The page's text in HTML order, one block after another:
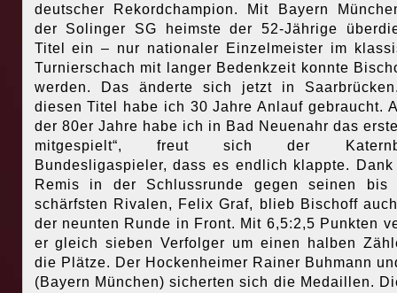
deutscher Rekordchampion. Mit Bayern
der Solinger SG heimste der 52-Jährige
Titel ein – nur nationaler Einzelmeister im
Turnierschach mit langer Bedenkzeit konnte
werden. Das änderte sich jetzt in
diesen Titel habe ich 30 Jahre Anlauf gebraucht.
der 80er Jahre habe ich in Bad Neuenahr das
mitgespielt“, freut sich der
Bundesligaspieler, dass es endlich klappte.
Remis in der Schlussrunde gegen seinen bis
schärfsten Rivalen, Felix Graf, blieb Bischoff
der neunten Runde in Front. Mit 6,5:2,5 Punkten
er gleich sieben Verfolger um einen halben
die Plätze. Der Hockenheimer Rainer Buhmann
(Bayern München) sicherten sich die Medaillen.